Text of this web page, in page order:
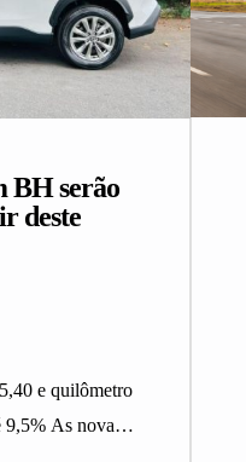
BH serão
deste
e quilômetro
9,5% As novas